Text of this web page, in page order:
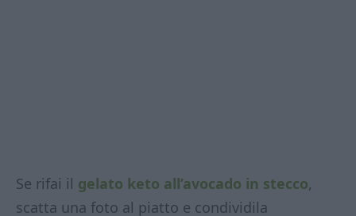
Se rifai il gelato keto all’avocado in stecco,
scatta una foto al piatto e condividila